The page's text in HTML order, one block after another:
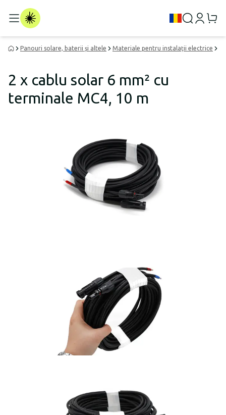
Panouri solare, baterii și altele Materiale pentru instalații electrice
2 x cablu solar 6 mm² cu
terminale MC4, 10 m